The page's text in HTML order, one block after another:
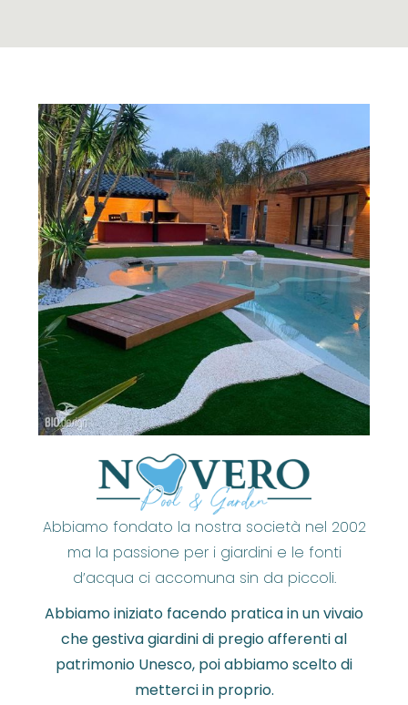
Abbiamo fondato la nostra società nel 2002
ma la passione per i giardini e le fonti
d’acqua ci accomuna sin da piccoli.
Abbiamo iniziato facendo pratica in un vivaio
che gestiva giardini di pregio afferenti al
patrimonio Unesco, poi abbiamo scelto di
metterci in proprio.